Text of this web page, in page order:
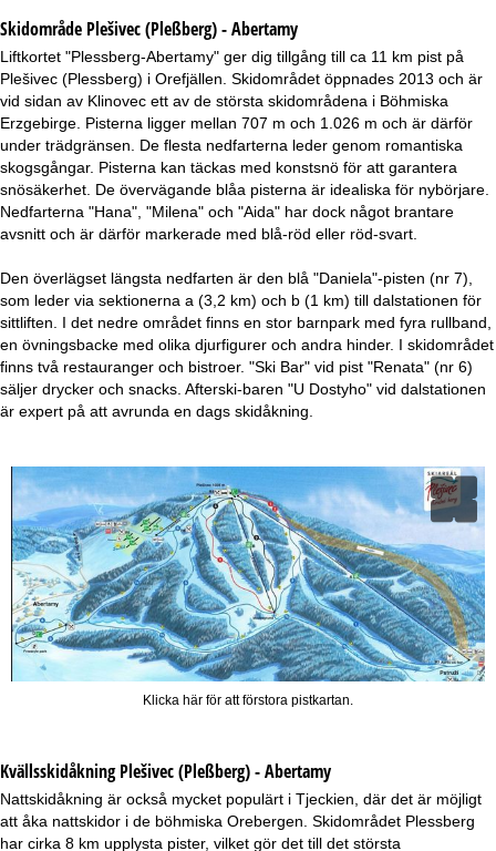
Skidområde Plešivec (Pleßberg) - Abertamy
Liftkortet "Plessberg-Abertamy" ger dig tillgång till ca 11 km pist på
Plešivec (Plessberg) i Orefjällen. Skidområdet öppnades 2013 och är
vid sidan av Klinovec ett av de största skidområdena i Böhmiska
Erzgebirge. Pisterna ligger mellan 707 m och 1.026 m och är därför
under trädgränsen. De flesta nedfarterna leder genom romantiska
skogsgångar. Pisterna kan täckas med konstsnö för att garantera
snösäkerhet. De övervägande blåa pisterna är idealiska för nybörjare.
Nedfarterna "Hana", "Milena" och "Aida" har dock något brantare
avsnitt och är därför markerade med blå-röd eller röd-svart.
Den överlägset längsta nedfarten är den blå "Daniela"-pisten (nr 7),
som leder via sektionerna a (3,2 km) och b (1 km) till dalstationen för
sittliften. I det nedre området finns en stor barnpark med fyra rullband,
en övningsbacke med olika djurfigurer och andra hinder. I skidområdet
finns två restauranger och bistroer. "Ski Bar" vid pist "Renata" (nr 6)
säljer drycker och snacks. Afterski-baren "U Dostyho" vid dalstationen
är expert på att avrunda en dags skidåkning.
Klicka här för att förstora pistkartan.
KvällsskidåkningPlešivec (Pleßberg) - Abertamy
Nattskidåkning är också mycket populärt i Tjeckien, där det är möjligt
att åka nattskidor i de böhmiska Orebergen. Skidområdet Plessberg
har cirka 8 km upplysta pister, vilket gör det till det största